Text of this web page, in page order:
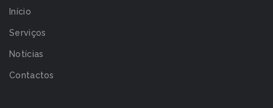
Início
Serviços
Notícias
Contactos